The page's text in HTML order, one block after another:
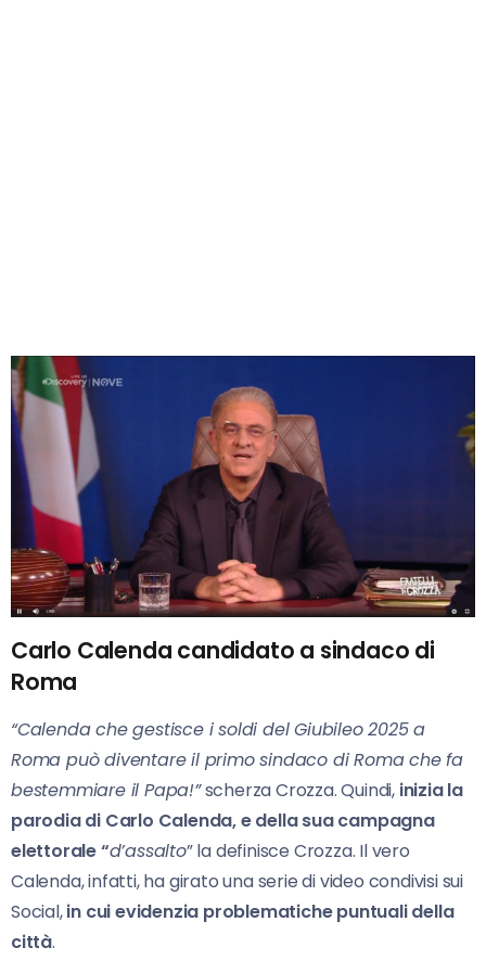
Carlo Calenda candidato a sindaco di
Roma
“Calenda che gestisce i soldi del Giubileo 2025 a
Roma può diventare il primo sindaco di Roma che fa
bestemmiare il Papa!”scherza Crozza. Quindi, inizia la
parodia di Carlo Calenda, e della sua campagna
elettorale “d’assalto” la definisce Crozza. Il vero
Calenda, infatti, ha girato una serie di video condivisi sui
Social,in cui evidenzia problematiche puntuali della
città.